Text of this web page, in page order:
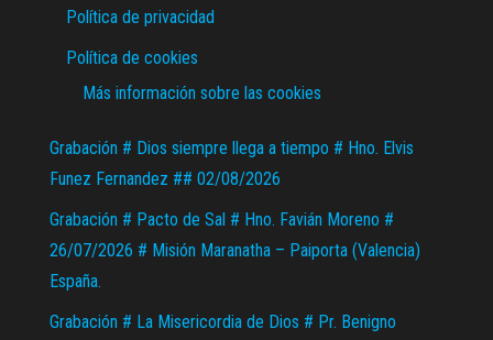
Política de privacidad
Política de cookies
Más información sobre las cookies
Grabación # Dios siempre llega a tiempo # Hno. Elvis
Funez Fernandez ## 02/08/2026
Grabación # Pacto de Sal # Hno. Favián Moreno #
26/07/2026 # Misión Maranatha – Paiporta (Valencia)
España.
Grabación # La Misericordia de Dios # Pr. Benigno